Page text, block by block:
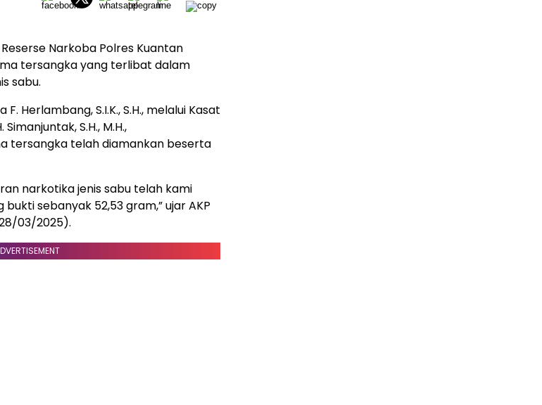
Narkoba Polres Kuantan
tersangka yang terlibat dalam
sabu.
Herlambang, S.I.K., S.H., melalui Kasat
S.H., M.H.,
tersangka telah diamankan beserta
narkotika jenis sabu telah kami
sebanyak 52,53 gram,” ujar AKP
03/2025).